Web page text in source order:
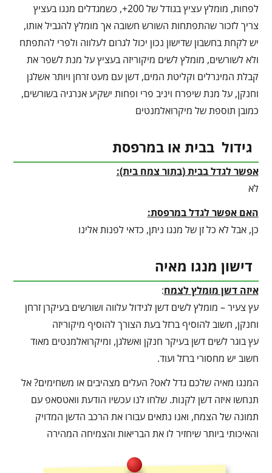
לפחות, מומלץ עציץ בגודל של 200+, כשמגדלים מנגו בעציץ
צריך לזכור שהתפתחות השורש חשובה אך מומלץ להגביל אותו,
יש לקחת בחשבון שדישון נכון יכול לגרום לעלווה ולפרי להתפתח
ולא לשורשים, מומלץ לשים מיקוריזה בעציץ על מנת לשפר את
קבלת המינרלים וקליטת המים, דשן עם מעט זרחן ויותר אשלגן
וחנקן, על מנת שיפרח ויניב פרי ופחות ישקיע אנרגיה בשורשים,
כמובן תוספת של מיקרואלמנטים
גידול בבית או במרפסת
אפשר לגדל בבית (בתור צמח בית):
לא
האם אפשר לגדל במרפסת:
כן, אבל לא כל זן של מנגו ניתן, כדאי לפנות אלינו
דישון מנגו מאיה
איזה דשן מומלץ לצמח:
עץ צעיר – מומלץ לשים דשן לגידול עלווה ושורשים בעיקרן זרחן
וחנקן, חשוב להוסיף ברזל בעת הצורך להוסיף מיקוריזה
עץ בוגר לשים דשן בעיקר חנקן ואשלגן, ומיקרואלמנטים מאוד
חשוב יש מחסורי ברזל ועוד.
המנגו מאיה שלכם גדל לאט? העלים מצהיבים או משחימים? אל
תנחשו איזה דשן לקנות. שלחו לנו עכשיו הודעת וואטסאפ עם
תמונה של הצמח, ואנו נתאים עבורו את הרכב הדשן המדויק
והאיכותי ביותר שיחזיר לו את הבריאות והצמיחה המהירה